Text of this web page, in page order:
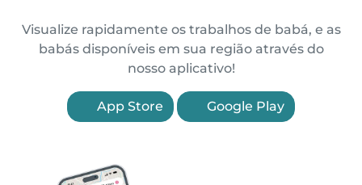
Visualize rapidamente os trabalhos de babá, e as
babás disponíveis em sua região através do
nosso aplicativo!
App Store Google Play